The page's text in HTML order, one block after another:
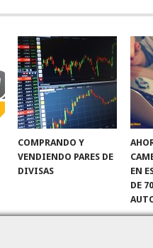
COMPRANDO Y
VENDIENDO PARES DE
DIVISAS
EN
DE